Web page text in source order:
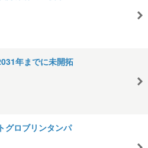
年までに未開拓
グロブリンタンパ